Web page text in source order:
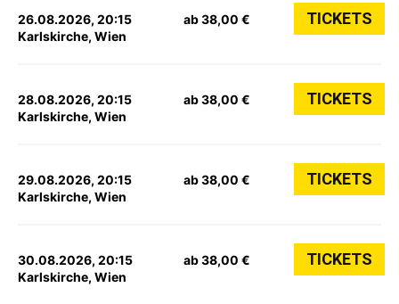
26.08.2026, 20:15
Karlskirche, Wien
ab 38,00 € TICKETS
28.08.2026, 20:15
Karlskirche, Wien
ab 38,00 € TICKETS
29.08.2026, 20:15
Karlskirche, Wien
ab 38,00 € TICKETS
30.08.2026, 20:15
Karlskirche, Wien
ab 38,00 € TICKETS